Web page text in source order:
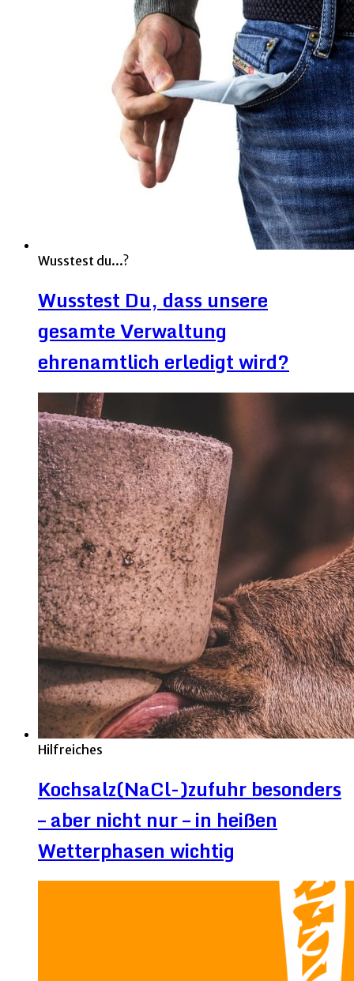
Wusstest du...?
Wusstest Du, dass unsere
gesamte Verwaltung
ehrenamtlich erledigt wird?
Hilfreiches
Kochsalz(NaCl-)zufuhr besonders
– aber nicht nur – in heißen
Wetterphasen wichtig